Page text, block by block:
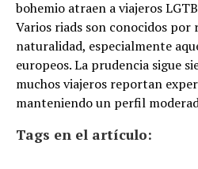
bohemio atraen a viajeros
Varios riads son conocidos por
naturalidad, especialmente
europeos. La prudencia sigue
muchos viajeros reportan
manteniendo un perfil
Tags en el artículo: